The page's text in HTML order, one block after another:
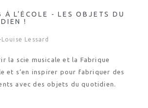
À L’ÉCOLE - LES OBJETS DU
!
Lessard
la scie musicale et la Fabrique
et s’en inspirer pour fabriquer des
avec des objets du quotidien.